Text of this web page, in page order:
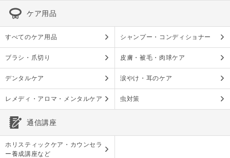
ケア用品
すべてのケア用品 シャンプー・コンディショナー
ブラシ・爪切り 皮膚・被毛・肉球ケア
デンタルケア 涙やけ・耳のケア
レメディ・アロマ・メンタルケア 虫対策
通信講座
ホリスティックケア・カウンセラ
ー養成講座など